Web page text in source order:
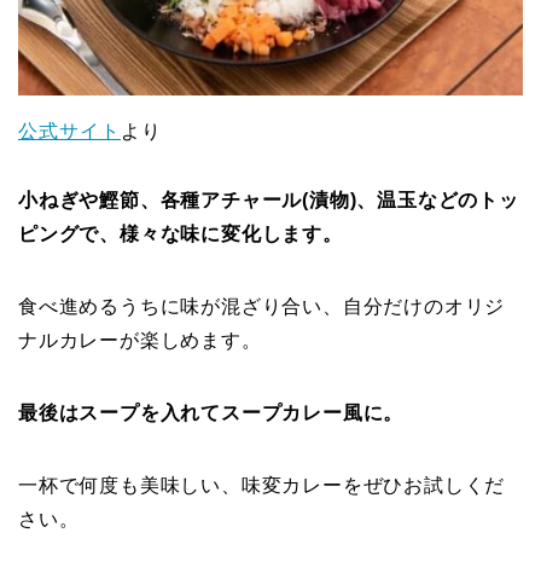
公式サイト より
小ねぎや鰹節、各種アチャール(漬物)、温玉などのトッ
ピングで、様々な味に変化します。
食べ進めるうちに味が混ざり合い、自分だけのオリジ
ナルカレーが楽しめます。
最後はスープを入れてスープカレー風に。
一杯で何度も美味しい、味変カレーをぜひお試しくだ
さい。